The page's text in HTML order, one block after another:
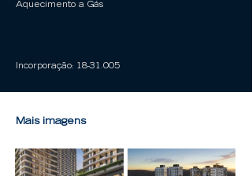
Aquecimento a Gás
Incorporação: 18-31.005
Mais imagens